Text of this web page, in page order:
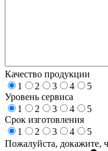
Качество продукции
1
2 3 4
5
Уровень сервиса
1
2 3 4
5
Срок изготовления
1
2 3 4
5
Пожалуйста, докажите,